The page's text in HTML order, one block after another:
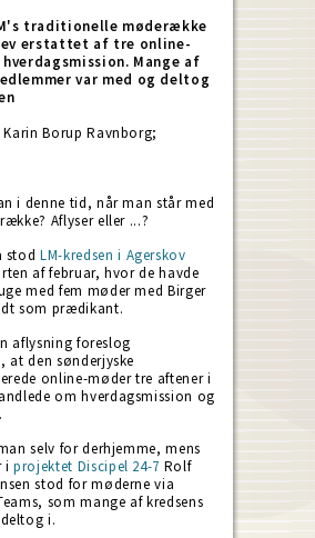
traditionelle møderække
erstattet af tre online-
Mange af
var med og deltog
Karin Borup Ravnborg;
i denne tid, når man står med
Aflyser eller ...?
stodLM-kredsen i Agerskov
af februar, hvor de havde
med fem møder med Birger
som prædikant.
aflysning foreslog
at den sønderjyske
online-møder tre aftener i
om hverdagsmission og
selv for derhjemme, mens
iprojektet Discipel 24-7 Rolf
stod for møderne via
som mange af kredsens
i.